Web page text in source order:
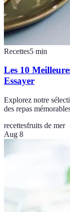
Recettes5 min
Les 10
Essayer
Explorez notre
des repas
recettesfruits de mer
Aug 8